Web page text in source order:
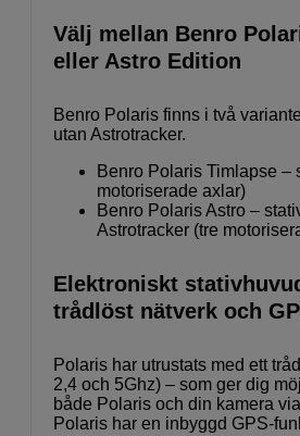
Välj mellan Benro
eller Astro Edition
Benro Polaris finns i två
utan Astrotracker.
Benro Polaris Timlapse –
motoriserade axlar)
Benro Polaris Astro –
Astrotracker (tre
Elektroniskt
trådlöst nätverk och
Polaris har utrustats med ett
2,4 och 5Ghz) – som ger dig
både Polaris och din kamera
Polaris har en inbyggd GPS-